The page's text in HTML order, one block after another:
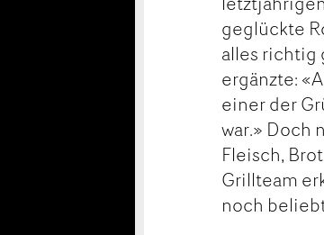
geglückte
alles richtig
ergänzte:
einer der
war.» Doch
Fleisch,
Grillteam
noch